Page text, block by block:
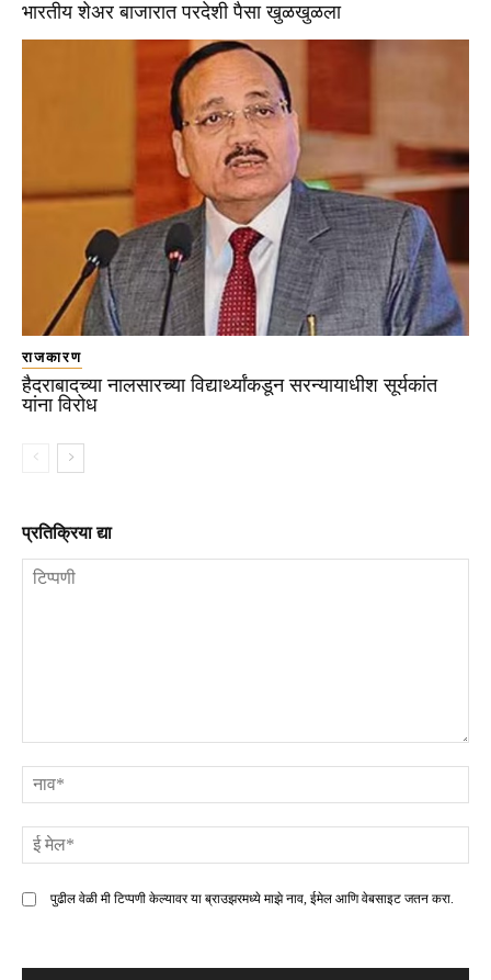
भारतीय शेअर बाजारात परदेशी पैसा खुळखुळला
राजकारण
हैदराबादच्या नालसारच्या विद्यार्थ्यांकडून सरन्यायाधीश सूर्यकांत
यांना विरोध
प्रतिक्रिया द्या
पुढील वेळी मी टिप्पणी केल्यावर या ब्राउझरमध्ये माझे नाव, ईमेल आणि वेबसाइट जतन करा.